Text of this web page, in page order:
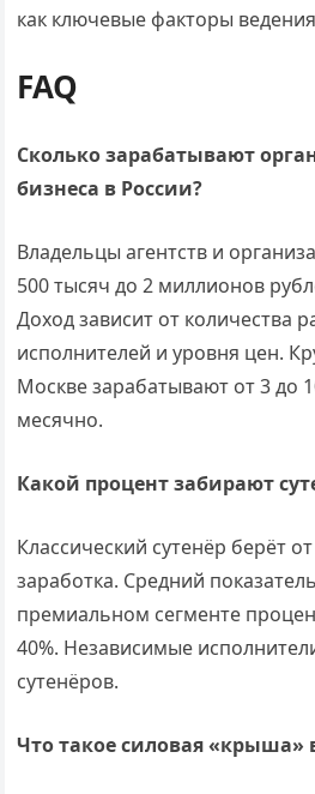
как ключевые факторы
FAQ
Сколько зарабатывают
бизнеса в России?
Владельцы агентств и
500 тысяч до 2 миллионов
Доход зависит от количества
исполнителей и уровня цен.
Москве зарабатывают от 3 до
месячно.
Какой процент забирают
Классический сутенёр берёт
заработка. Средний
премиальном сегменте
40%. Независимые
сутенёров.
Что такое силовая «крыша»